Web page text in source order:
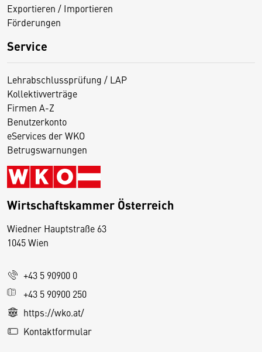
Exportieren / Importieren
Förderungen
Service
Lehrabschlussprüfung / LAP
Kollektivverträge
Firmen A-Z
Benutzerkonto
eServices der WKO
Betrugswarnungen
Wirtschaftskammer Österreich
Wiedner Hauptstraße 63
1045 Wien
+43 5 90900 0
+43 5 90900 250
https://wko.at/
Kontaktformular
D
s
e
S
e